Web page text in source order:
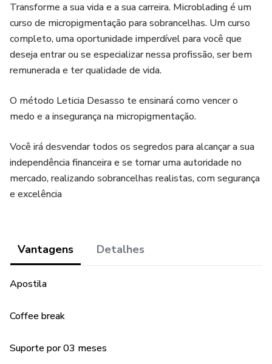
Transforme a sua vida e a sua carreira. Microblading é um
curso de micropigmentação para sobrancelhas. Um curso
completo, uma oportunidade imperdível para você que
deseja entrar ou se especializar nessa profissão, ser bem
remunerada e ter qualidade de vida.
O método Leticia Desasso te ensinará como vencer o
medo e a insegurança na micropigmentação.
Você irá desvendar todos os segredos para alcançar a sua
independência financeira e se tornar uma autoridade no
mercado, realizando sobrancelhas realistas, com segurança
e excelência
Vantagens Detalhes
Apostila
Coffee break
Suporte por 03 meses